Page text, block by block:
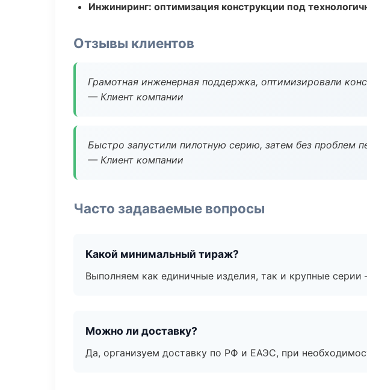
Инжиниринг: оптимизация конструкции под
Отзывы клиентов
Грамотная инженерная поддержка, оптимизировали
— Клиент компании
Быстро запустили пилотную серию, затем без проблем
— Клиент компании
Часто задаваемые вопросы
Какой минимальный тираж?
Выполняем как единичные изделия, так и крупные
Можно ли доставку?
Да, организуем доставку по РФ и ЕАЭС, при